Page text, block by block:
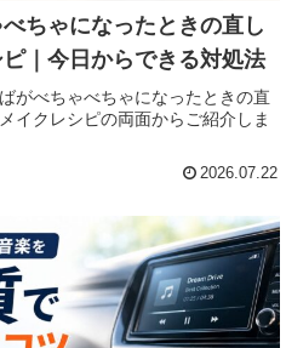
ちゃになったときの直し
｜今日からできる対処法
がべちゃべちゃになったときの直
イクレシピの両面からご紹介しま
2026.07.22